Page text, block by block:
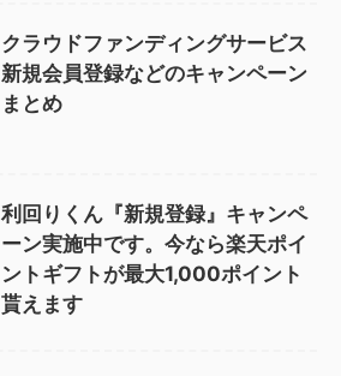
クラウドファンディングサービス
新規会員登録などのキャンペーン
まとめ
利回りくん『新規登録』キャンペ
ーン実施中です。今なら楽天ポイ
ントギフトが最大1,000ポイント
貰えます